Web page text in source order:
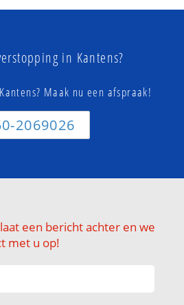
in Kantens?
Maak nu een afspraak!
2069026
een bericht achter en we
met u op!